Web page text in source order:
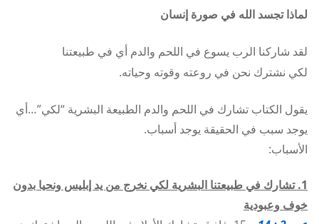
لماذا تجسد الله في صورة إنسان
لقد شاركنا الرب يسوع في اللحم والدم أي في طبيعتنا
لكي نشترك نحن في روعته وقوته وحياته.
يقول الكتاب تشارك في اللحم والدم الطبيعة البشرية “لكي”…أي
يوجد سبب في الحقيقة يوجد أسباب.
الأسباب:
1. تشارك في طبيعتنا البشرية لكي نخرج من يد إبليس ونحيا بدون
خوف وعبودية